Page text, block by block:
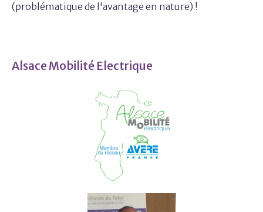
(problématique de l'avantage en nature) !
Alsace Mobilité Electrique